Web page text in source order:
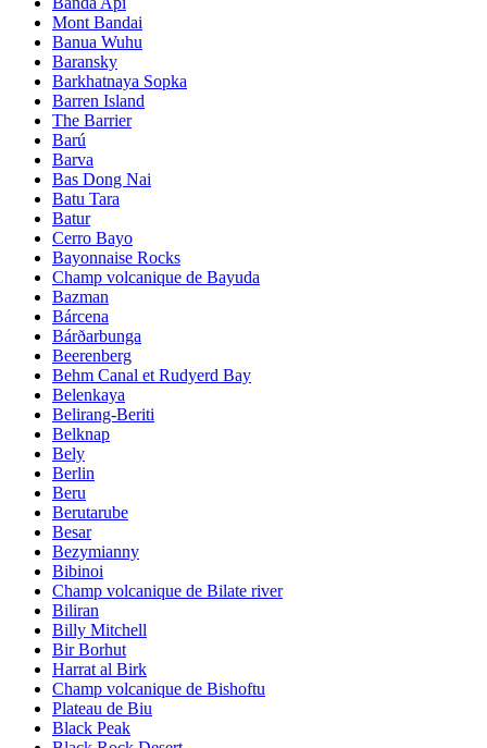
Mont Bandai
Banua Wuhu
Baransky
Barkhatnaya Sopka
Barren Island
The Barrier
Barú
Barva
Bas Dong Nai
Batu Tara
Batur
Cerro Bayo
Bayonnaise Rocks
Champ volcanique de Bayuda
Bazman
Bárcena
Bárðarbunga
Beerenberg
Behm Canal et Rudyerd Bay
Belenkaya
Belirang-Beriti
Belknap
Bely
Berlin
Beru
Berutarube
Besar
Bezymianny
Bibinoi
Champ volcanique de Bilate river
Biliran
Billy Mitchell
Bir Borhut
Harrat al Birk
Champ volcanique de Bishoftu
Plateau de Biu
Black Peak